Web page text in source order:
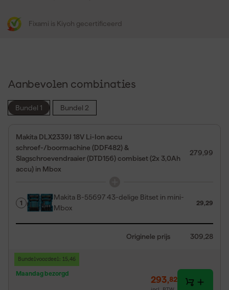
Fixami is Kiyoh gecertificeerd
Aanbevolen combinaties
Bundel 1 Bundel 2
Makita DLX2339J 18V Li-Ion accu
schroef-/boormachine (DDF482) &
Slagschroevendraaier (DTD156) combiset (2x 3,0Ah
accu) in Mbox
279,99
1
Makita B-55697 43-delige Bitset in mini-
Mbox
29,29
Originele prijs 309,28
Bundelvoordeel: 15,46
Maandag bezorgd
293,82